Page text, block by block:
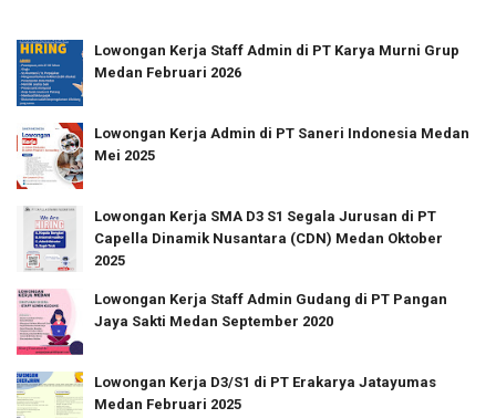
Lowongan Kerja Staff Admin di PT Karya Murni Grup
Medan Februari 2026
Lowongan Kerja Admin di PT Saneri Indonesia Medan
Mei 2025
Lowongan Kerja SMA D3 S1 Segala Jurusan di PT
Capella Dinamik Nusantara (CDN) Medan Oktober
2025
Lowongan Kerja Staff Admin Gudang di PT Pangan
Jaya Sakti Medan September 2020
Lowongan Kerja D3/S1 di PT Erakarya Jatayumas
Medan Februari 2025